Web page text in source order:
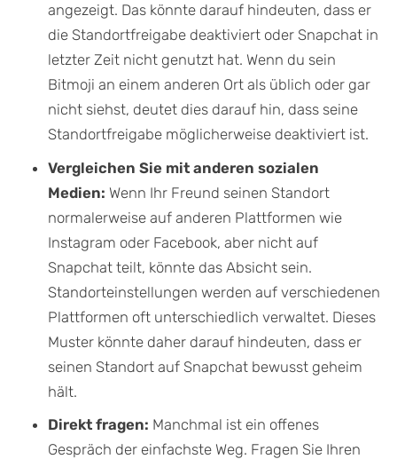
angezeigt. Das könnte darauf hindeuten, dass er
die Standortfreigabe deaktiviert oder Snapchat in
letzter Zeit nicht genutzt hat. Wenn du sein
Bitmoji an einem anderen Ort als üblich oder gar
nicht siehst, deutet dies darauf hin, dass seine
Standortfreigabe möglicherweise deaktiviert ist.
Vergleichen Sie mit anderen sozialen
Medien: Wenn Ihr Freund seinen Standort
normalerweise auf anderen Plattformen wie
Instagram oder Facebook, aber nicht auf
Snapchat teilt, könnte das Absicht sein.
Standorteinstellungen werden auf verschiedenen
Plattformen oft unterschiedlich verwaltet. Dieses
Muster könnte daher darauf hindeuten, dass er
seinen Standort auf Snapchat bewusst geheim
hält.
Direkt fragen: Manchmal ist ein offenes
Gespräch der einfachste Weg. Fragen Sie Ihren